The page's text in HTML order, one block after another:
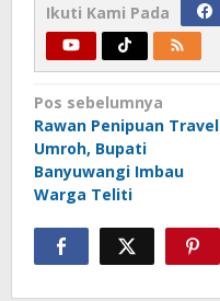
Ikuti Kami Pada
Navigasi
pos
Pos sebelumnya
Rawan Penipuan Travel
Umroh, Bupati
Banyuwangi Imbau
Warga Teliti